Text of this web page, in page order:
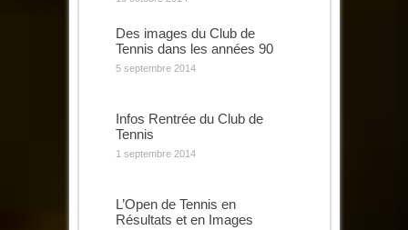
Des images du Club de
Tennis dans les années 90
5 septembre 2014
Infos Rentrée du Club de
Tennis
1 septembre 2014
L’Open de Tennis en
Résultats et en Images